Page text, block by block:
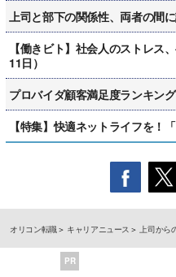
上司と部下の関係性、両者の間
【働きビト】社会人のストレス
11日）
プロバイダ顧客満足度ランキング
【特集】快適ネットライフを！
オリコン転職 キャリアニュース 上司から
PR